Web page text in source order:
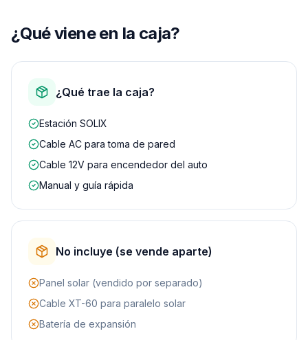
¿Qué viene en la caja?
¿Qué trae la caja?
Estación SOLIX
Cable AC para toma de pared
Cable 12V para encendedor del auto
Manual y guía rápida
No incluye (se vende aparte)
Panel solar (vendido por separado)
Cable XT-60 para paralelo solar
Batería de expansión